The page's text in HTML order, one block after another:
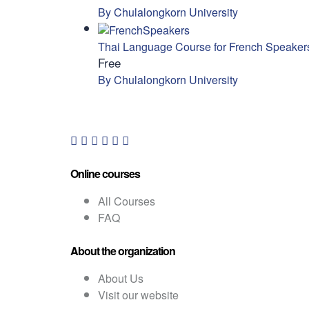
By Chulalongkorn University
Thai Language Course for French
Free
By Chulalongkorn University
Online courses
All Courses
FAQ
About the organization
About Us
Visit our website